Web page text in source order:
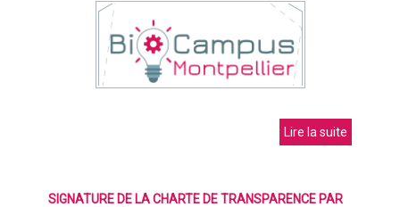
Lire la suite
SIGNATURE DE LA CHARTE DE TRANSPARENCE PAR